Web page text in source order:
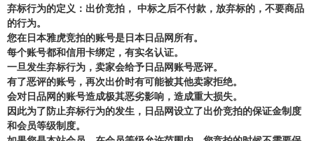
弃标行为的定义：出价竞拍， 中标之后不付款，放弃标的，不要商品
的行为。
您在日本雅虎竞拍的账号是日本日品网所有。
每个账号都和信用卡绑定，有实名认证。
一旦发生弃标行为，卖家会给予日品网账号恶评。
有了恶评的账号，再次出价时有可能被其他卖家拒绝。
会对日品网的账号造成极其恶劣影响，造成重大损失。
因此为了防止弃标行为的发生，日品网设立了出价竞拍的保证金制度
和会员等级制度。